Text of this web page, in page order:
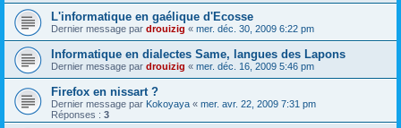
L'informatique en gaélique d'Ecosse
Dernier message par drouizig « mer. déc. 30, 2009 6:22 pm
Informatique en dialectes Same, langues des Lapons
Dernier message par drouizig « mer. déc. 16, 2009 5:46 pm
Firefox en nissart ?
Dernier message par Kokoyaya « mer. avr. 22, 2009 7:31 pm
Réponses : 3